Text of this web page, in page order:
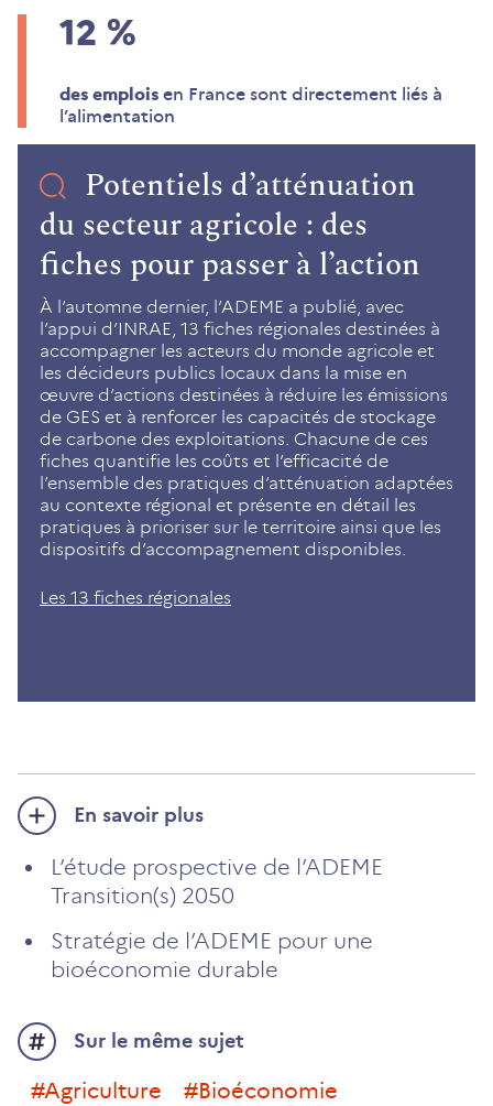
12 %
des emplois en France sont directement liés à
l’alimentation
Potentiels d’atténuation
du secteur agricole : des
fiches pour passer à l’action
À l’automne dernier, l’ADEME a publié, avec
l’appui d’INRAE, 13 fiches régionales destinées à
accompagner les acteurs du monde agricole et
les décideurs publics locaux dans la mise en
œuvre d’actions destinées à réduire les émissions
de GES et à renforcer les capacités de stockage
de carbone des exploitations. Chacune de ces
fiches quantifie les coûts et l’efficacité de
l’ensemble des pratiques d’atténuation adaptées
au contexte régional et présente en détail les
pratiques à prioriser sur le territoire ainsi que les
dispositifs d’accompagnement disponibles.
Les 13 fiches régionales
En savoir plus
L’étude prospective de l’ADEME
Transition(s) 2050
Stratégie de l’ADEME pour une
bioéconomie durable
Sur le même sujet
#Agriculture #Bioéconomie